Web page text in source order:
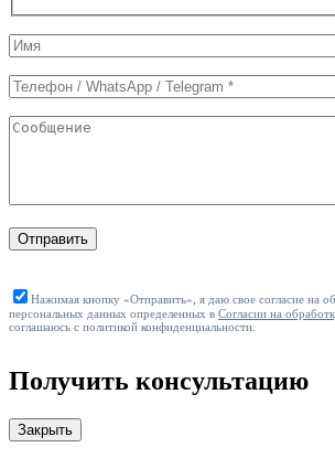
Служебные
поля
формы
Отправить
Нажимая кнопку «Отправить», я даю свое согласие на
персональных данных определенных в Согласии на
соглашаюсь с политикой конфиденциальности.
Получить консультацию
Закрыть